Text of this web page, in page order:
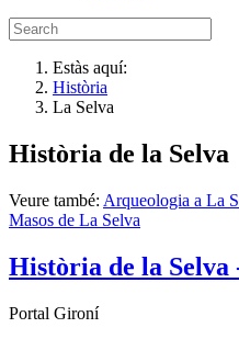
Estàs aquí:
Història
La Selva
Història de la Selva
Veure també: Arqueologia a La
Masos de La Selva
Història de la
Portal Gironí